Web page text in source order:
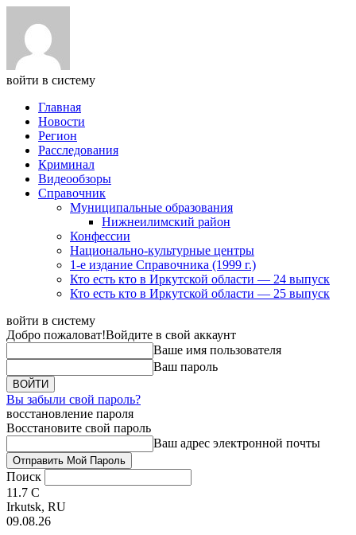
войти в систему
Главная
Новости
Регион
Расследования
Криминал
Видеообзоры
Справочник
Муниципальные образования
Нижнеилимский район
Конфессии
Национально-культурные центры
1-е издание Справочника (1999 г.)
Кто есть кто в Иркутской области — 24 выпуск
Кто есть кто в Иркутской области — 25 выпуск
войти в систему
Добро пожаловат!Войдите в свой аккаунт
Ваше имя пользователя
Ваш пароль
Вы забыли свой пароль?
восстановление пароля
Восстановите свой пароль
Ваш адрес электронной почты
Поиск
11.7 C
Irkutsk, RU
09.08.26